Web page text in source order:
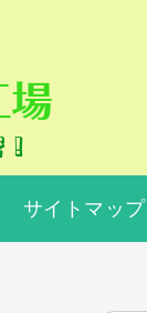
サイトマップ